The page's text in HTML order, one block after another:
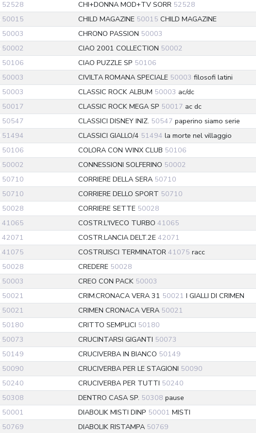
52528 CHI+DONNA MOD+TV SORR 52528
50015 CHILD MAGAZINE 50015 CHILD MAGAZINE
50003 CHRONO PASSION 50003
50002 CIAO 2001 COLLECTION 50002
50106 CIAO PUZZLE SP 50106
50003 CIVILTA ROMANA SPECIALE 50003 filosofi latini
50003 CLASSIC ROCK ALBUM 50003 ac/dc
50017 CLASSIC ROCK MEGA SP 50017 ac dc
50547 CLASSICI DISNEY INIZ. 50547 paperino siamo serie
51494 CLASSICI GIALLO/4 51494 la morte nel villaggio
50106 COLORA CON WINX CLUB 50106
50002 CONNESSIONI SOLFERINO 50002
50710 CORRIERE DELLA SERA 50710
50710 CORRIERE DELLO SPORT 50710
50028 CORRIERE SETTE 50028
41065 COSTR.L'IVECO TURBO 41065
42071 COSTR.LANCIA DELT.2E 42071
41075 COSTRUISCI TERMINATOR 41075 racc
50028 CREDERE 50028
50003 CREO CON PACK 50003
50021 CRIM.CRONACA VERA 31 50021 I GIALLI DI CRIMEN
50021 CRIMEN CRONACA VERA 50021
50180 CRITTO SEMPLICI 50180
50073 CRUCINTARSI GIGANTI 50073
50149 CRUCIVERBA IN BIANCO 50149
50090 CRUCIVERBA PER LE STAGIONI 50090
50240 CRUCIVERBA PER TUTTI 50240
50308 DENTRO CASA SP. 50308 pause
50001 DIABOLIK MISTI DINP 50001 MISTI
50769 DIABOLIK RISTAMPA 50769